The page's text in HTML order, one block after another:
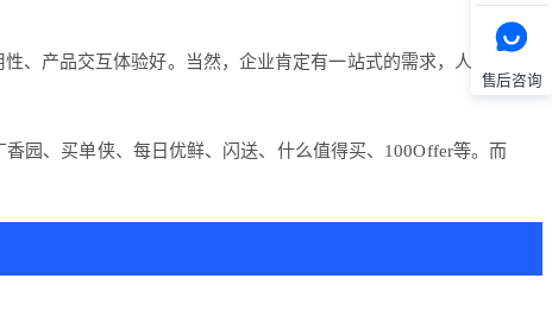
售后咨询
、产品交互体验好。当然，企业肯定有一站式的需求，人力资源
园、买单侠、每日优鲜、闪送、什么值得买、100Offer等。而